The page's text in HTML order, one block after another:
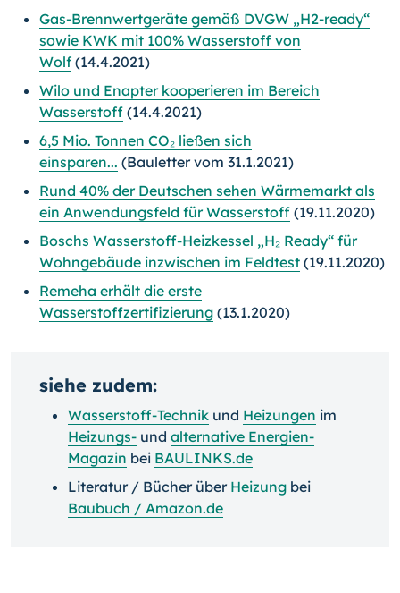
Gas-Brennwertgeräte gemäß DVGW „H2-ready“
sowie KWK mit 100% Wasserstoff von
Wolf (14.4.2021)
Wilo und Enapter kooperieren im Bereich
Wasserstoff (14.4.2021)
6,5 Mio. Tonnen CO₂ ließen sich
einsparen... (Bauletter vom 31.1.2021)
Rund 40% der Deutschen sehen Wärmemarkt als
ein Anwendungsfeld für Wasserstoff (19.11.2020)
Boschs Wasserstoff-Heizkessel „H₂ Ready“ für
Wohngebäude inzwischen im Feldtest (19.11.2020)
Remeha erhält die erste
Wasserstoffzertifizierung (13.1.2020)
siehe zudem:
Wasserstoff-Technik und Heizungen im
Heizungs- und alternative Energien-
Magazin bei BAULINKS.de
Literatur / Bücher über Heizung bei
Baubuch / Amazon.de